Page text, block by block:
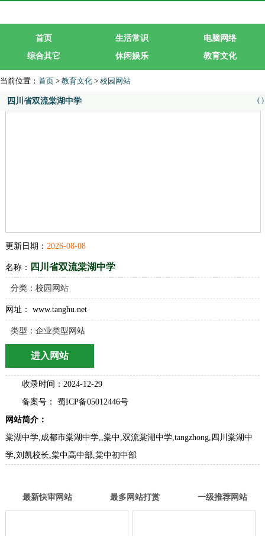
首页 生活常识
电脑网络
综合其它
休闲娱乐
教育文化
当前位置： 首页 > 教育文化 > 校园网站
四川省双流棠湖中学 ( )
更新日期： 2026-08-08
名称： 四川省双流棠湖中学
分类： 校园网站
网址： www.tanghu.net
类型：企业类型网站
进入网站
收录时间：2024-12-29
备案号： 蜀ICP备05012446号
网站简介：
棠湖中学,成都市棠湖中学,,棠中,双流棠湖中学,tangzhong,四川棠湖中
学,刘凯校长,棠中高中部,棠中初中部
最新快审网站 最多网站打赏 一级推荐网站